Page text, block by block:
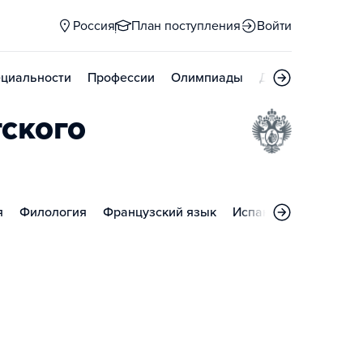
Россия План поступления Войти
Профессии Олимпиады Дни открытых
Филология Французский язык Испанский язык